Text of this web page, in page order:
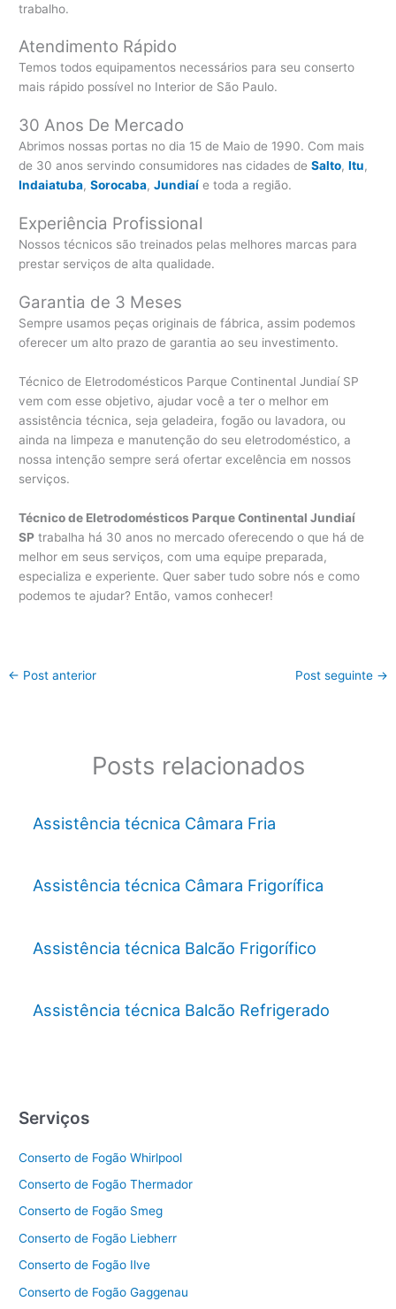
trabalho.
Atendimento Rápido
Temos todos equipamentos necessários para seu conserto
mais rápido possível no Interior de São Paulo.
30 Anos De Mercado
Abrimos nossas portas no dia 15 de Maio de 1990. Com mais
de 30 anos servindo consumidores nas cidades deSalto,Itu,
Indaiatuba,Sorocaba,Jundiaí e toda a região.
Experiência Profissional
Nossos técnicos são treinados pelas melhores marcas para
prestar serviços de alta qualidade.
Garantia de 3 Meses
Sempre usamos peças originais de fábrica, assim podemos
oferecer um alto prazo de garantia ao seu investimento.
Técnico de Eletrodomésticos Parque Continental Jundiaí SP
vem com esse objetivo, ajudar você a ter o melhor em
assistência técnica, seja geladeira, fogão ou lavadora, ou
ainda na limpeza e manutenção do seu eletrodoméstico, a
nossa intenção sempre será ofertar excelência em nossos
serviços.
Técnico de Eletrodomésticos Parque Continental Jundiaí
SP trabalha há 30 anos no mercado oferecendo o que há de
melhor em seus serviços, com uma equipe preparada,
especializa e experiente. Quer saber tudo sobre nós e como
podemos te ajudar? Então, vamos conhecer!
← Post anterior Post seguinte →
Posts relacionados
Assistência técnica Câmara Fria
Assistência técnica Câmara Frigorífica
Assistência técnica Balcão Frigorífico
Assistência técnica Balcão Refrigerado
Serviços
Conserto de Fogão Whirlpool
Conserto de Fogão Thermador
Conserto de Fogão Smeg
Conserto de Fogão Liebherr
Conserto de Fogão Ilve
Conserto de Fogão Gaggenau